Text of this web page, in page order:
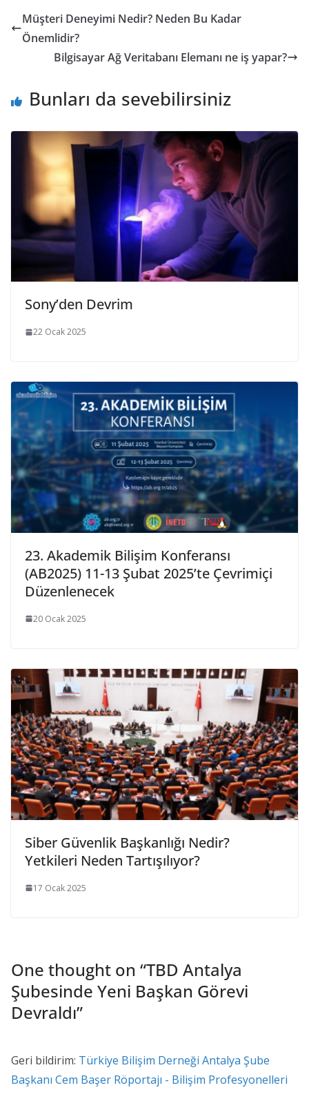
Müşteri Deneyimi Nedir? Neden Bu Kadar
Önemlidir?
Bilgisayar Ağ Veritabanı Elemanı ne iş yapar?
Bunları da sevebilirsiniz
Sony’den Devrim
22 Ocak 2025
23. Akademik Bilişim Konferansı
(AB2025) 11-13 Şubat 2025’te Çevrimiçi
Düzenlenecek
20 Ocak 2025
Siber Güvenlik Başkanlığı Nedir?
Yetkileri Neden Tartışılıyor?
17 Ocak 2025
One thought on “TBD Antalya
Şubesinde Yeni Başkan Görevi
Devraldı”
Geri bildirim: Türkiye Bilişim Derneği Antalya Şube
Başkanı Cem Başer Röportajı - Bilişim Profesyonelleri